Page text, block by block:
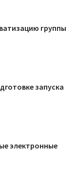
группы
запуска
электронные